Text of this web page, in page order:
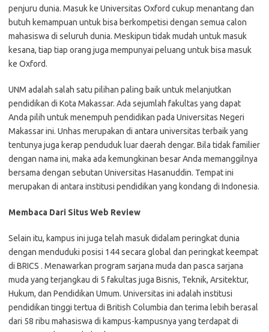
penjuru dunia. Masuk ke Universitas Oxford cukup menantang dan
butuh kemampuan untuk bisa berkompetisi dengan semua calon
mahasiswa di seluruh dunia. Meskipun tidak mudah untuk masuk
kesana, tiap tiap orang juga mempunyai peluang untuk bisa masuk
ke Oxford.
UNM adalah salah satu pilihan paling baik untuk melanjutkan
pendidikan di Kota Makassar. Ada sejumlah fakultas yang dapat
Anda pilih untuk menempuh pendidikan pada Universitas Negeri
Makassar ini. Unhas merupakan di antara universitas terbaik yang
tentunya juga kerap penduduk luar daerah dengar. Bila tidak familier
dengan nama ini, maka ada kemungkinan besar Anda memanggilnya
bersama dengan sebutan Universitas Hasanuddin. Tempat ini
merupakan di antara institusi pendidikan yang kondang di Indonesia.
Membaca Dari Situs Web Review
Selain itu, kampus ini juga telah masuk didalam peringkat dunia
dengan menduduki posisi 144 secara global dan peringkat keempat
di BRICS . Menawarkan program sarjana muda dan pasca sarjana
muda yang terjangkau di 5 fakultas juga Bisnis, Teknik, Arsitektur,
Hukum, dan Pendidikan Umum. Universitas ini adalah institusi
pendidikan tinggi tertua di British Columbia dan terima lebih berasal
dari 58 ribu mahasiswa di kampus-kampusnya yang terdapat di